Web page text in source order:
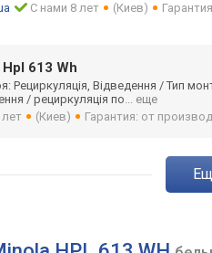
С нами 8 лет (Киев)
613 Wh
Рециркуляція, Відведення / Тип
/ рециркуляція по... еще
лет (Киев) Гарантия: от